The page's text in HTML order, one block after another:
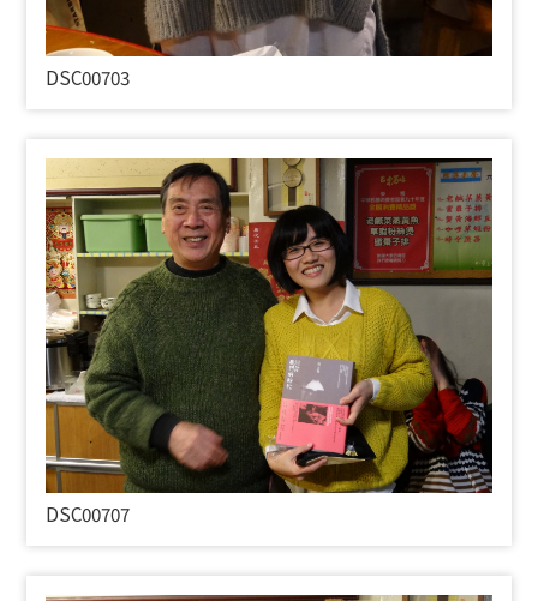
DSC00703
DSC00707